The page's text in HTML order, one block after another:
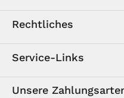
Rechtliches
Service-Links
Unsere